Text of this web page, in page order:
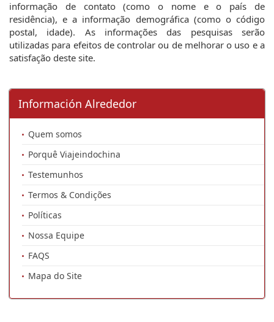
informação de contato (como o nome e o país de
residência), e a informação demográfica (como o código
postal, idade). As informações das pesquisas serão
utilizadas para efeitos de controlar ou de melhorar o uso e a
satisfação deste site.
Información Alrededor
Quem somos
Porquê Viajeindochina
Testemunhos
Termos & Condições
Políticas
Nossa Equipe
FAQS
Mapa do Site